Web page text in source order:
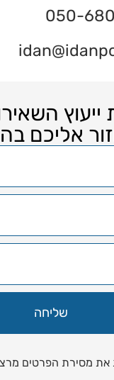
אליכם
מסירת הפרטים
שליחה